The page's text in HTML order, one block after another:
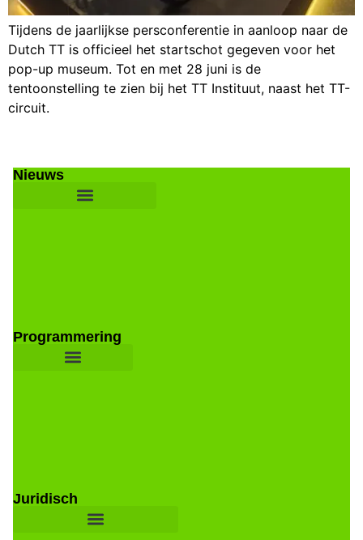
Tijdens de jaarlijkse persconferentie in aanloop naar de
Dutch TT is officieel het startschot gegeven voor het
pop-up museum. Tot en met 28 juni is de
tentoonstelling te zien bij het TT Instituut, naast het TT-
circuit.
Nieuws
Programmering
Juridisch